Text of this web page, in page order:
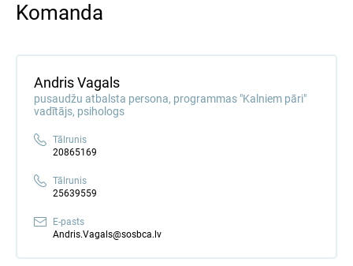
Komanda
Andris Vagals
pusaudžu atbalsta persona, programmas "Kalniem pāri"
vadītājs, psihologs
Tālrunis
20865169
Tālrunis
25639559
E-pasts
Andris.Vagals@sosbca.lv